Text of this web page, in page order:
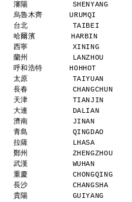
瀋陽
烏魯木齊      URUMQI
台北          TAIBEI
哈爾濱        HARBIN
西寧          XINING
蘭州          LANZHOU
呼和浩特      HOHHOT
太原          TAIYUAN
長春
天津          TIANJIN
大連          DALIAN
濟南          JINAN
青島          QINGDAO
拉薩          LHASA
鄭州
武漢          WUHAN
重慶
長沙          CHANGSHA
貴陽          GUIYANG